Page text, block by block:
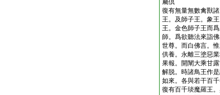
屬倶
復有無量無數禽獸
王。及師子王。象
王。金色師子王而
師。爲欲聽法來詣
世尊。而白佛言。
供養。永離三塗惡
果報。開闡大乘甘
解脱。時諸鳥王作
如來。各與若干百
復有百千琰魔羅王